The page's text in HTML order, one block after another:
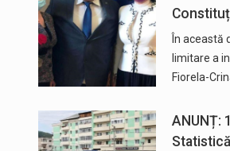
În această
limitare a
Fiorela-
ANUNȚ:
Statistică